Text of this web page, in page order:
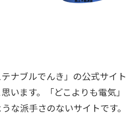
ナブルでんき」の公式サイト
います。「どこよりも電気」
な派手さのないサイトです。